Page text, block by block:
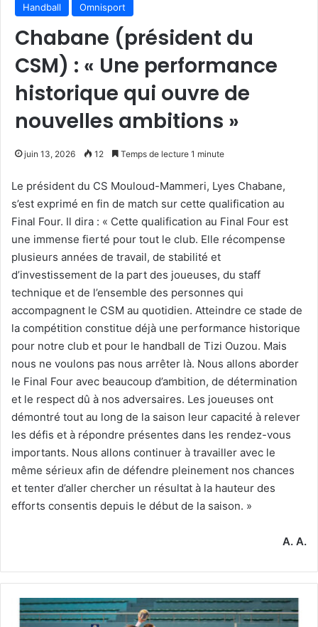
Handball Omnisport
Chabane (président du
CSM) : « Une performance
historique qui ouvre de
nouvelles ambitions »
juin 13, 2026 12 Temps de lecture 1 minute
Le président du CS Mouloud-Mammeri, Lyes Chabane,
s’est exprimé en fin de match sur cette qualification au
Final Four. Il dira : « Cette qualification au Final Four est
une immense fierté pour tout le club. Elle récompense
plusieurs années de travail, de stabilité et
d’investissement de la part des joueuses, du staff
technique et de l’ensemble des personnes qui
accompagnent le CSM au quotidien. Atteindre ce stade de
la compétition constitue déjà une performance historique
pour notre club et pour le handball de Tizi Ouzou. Mais
nous ne voulons pas nous arrêter là. Nous allons aborder
le Final Four avec beaucoup d’ambition, de détermination
et le respect dû à nos adversaires. Les joueuses ont
démontré tout au long de la saison leur capacité à relever
les défis et à répondre présentes dans les rendez-vous
importants. Nous allons continuer à travailler avec le
même sérieux afin de défendre pleinement nos chances
et tenter d’aller chercher un résultat à la hauteur des
efforts consentis depuis le début de la saison. »
A. A.
El-
Biar